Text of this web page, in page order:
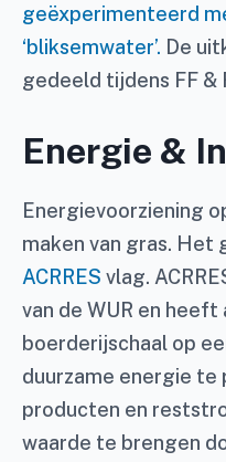
geëxperimenteerd
‘bliksemwater’. De
gedeeld tijdens FF &
Energie &
Energievoorziening
maken van gras. Het
ACRRES vlag.
van de WUR en
boerderijschaal op
duurzame energie te
producten en
waarde te brengen